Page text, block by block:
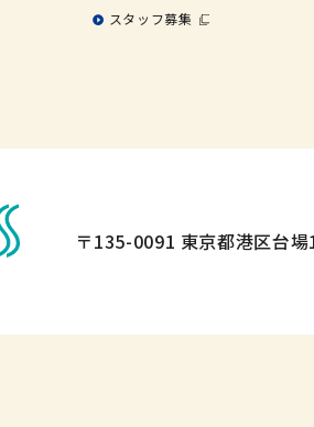
スタッフ募集
〒135-0091 東京都港区台